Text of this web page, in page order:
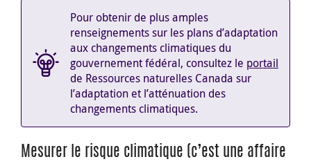
Pour obtenir de plus amples
renseignements sur les plans d’adaptation
aux changements climatiques du
gouvernement fédéral, consultez le portail
de Ressources naturelles Canada sur
l’adaptation et l’atténuation des
changements climatiques.
Mesurer le risque climatique (c’est une affaire